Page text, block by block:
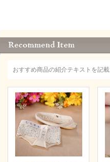
おすすめ商品の紹介テキストを記